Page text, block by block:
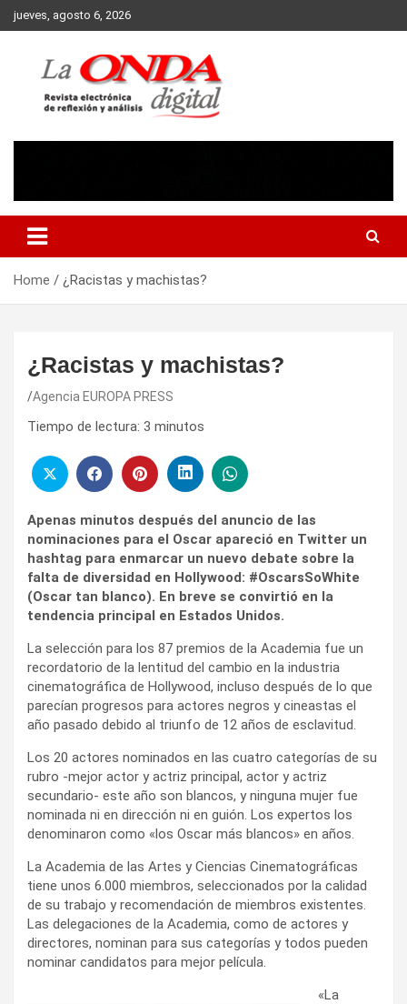
Skip
to
jueves, agosto 6, 2026
Home ¿Racistas y machistas?
¿Racistas y machistas?
Agencia EUROPA PRESS
Tiempo de lectura: 3 minutos
Apenas minutos después del anuncio de las
nominaciones para el Oscar apareció en Twitter un
hashtag para enmarcar un nuevo debate sobre la
falta de diversidad en Hollywood: #OscarsSoWhite
(Oscar tan blanco). En breve se convirtió en la
tendencia principal en Estados Unidos.
La selección para los 87 premios de la Academia fue un
recordatorio de la lentitud del cambio en la industria
cinematográfica de Hollywood, incluso después de lo que
parecían progresos para actores negros y cineastas el
año pasado debido al triunfo de 12 años de esclavitud.
Los 20 actores nominados en las cuatro categorías de su
rubro -mejor actor y actriz principal, actor y actriz
secundario- este año son blancos, y ninguna mujer fue
nominada ni en dirección ni en guión. Los expertos los
denominaron como «los Oscar más blancos» en años.
La Academia de las Artes y Ciencias Cinematográficas
tiene unos 6.000 miembros, seleccionados por la calidad
de su trabajo y recomendación de miembros existentes.
Las delegaciones de la Academia, como de actores y
directores, nominan para sus categorías y todos pueden
nominar candidatos para mejor película.
«La